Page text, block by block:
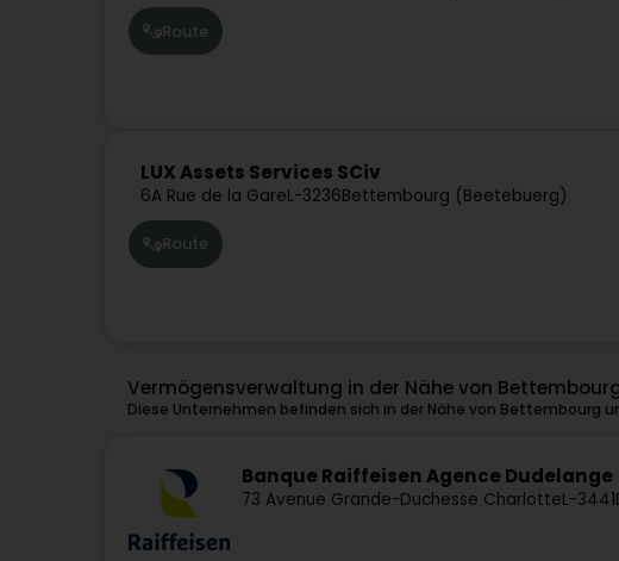
Route
LUX Assets Services SCiv
6A Rue de la GareL-3236Bettembourg (Beetebuerg)
Route
Vermögensverwaltung in der Nähe von
Diese Unternehmen befinden sich in der Nähe von Bettembourg
Banque Raiffeisen Agence Dudelange
73 Avenue Grande-Duchesse CharlotteL-3441